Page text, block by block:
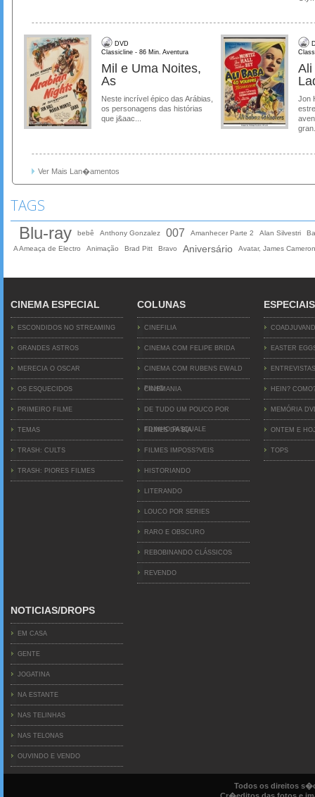
DVD
Classicline - 86 Min. Aventura
Mil e Uma Noites,
As
Neste incrível épico das Arábias,
os personagens das histórias
que j&aac...
Ali
Jon
Ver Mais Lan�amentos
TAGS
Blu-ray
bebê Anthony Gonzalez 007 Amanhecer Parte 2 Alan Silvestri
A Ameaça de Electro
Animação Brad Pitt Bravo Aniversário Avatar, James Cameron
CINEMA ESPECIAL
ESCONDIDOS NO STREAMING
GRANDES ASTROS
MERECIA O OSCAR
OS ESQUECIDOS
PRIMEIRO FILME
TEMAS
TRASH: CULTS
TRASH: PIORES FILMES
COLUNAS
CINEFILIA
CINEMA COM FELIPE BRIDA
CINEMA COM RUBENS EWALD
FILHO
CINEMANIA
DE TUDO UM POUCO POR
EDINHO PASQUALE
FILMES DA BIA
FILMES IMPOSS?VEIS
HISTORIANDO
LITERANDO
LOUCO POR SERIES
RARO E OBSCURO
REBOBINANDO CLÁSSICOS
REVENDO
ESPECIAIS
EASTER
ENTREVISTAS
HEIN?
MEMÓRIA
ONTEM E
TOPS
NOTICIAS/DROPS
EM CASA
GENTE
JOGATINA
NA ESTANTE
NAS TELINHAS
NAS TELONAS
OUVINDO E VENDO
Todos os direitos